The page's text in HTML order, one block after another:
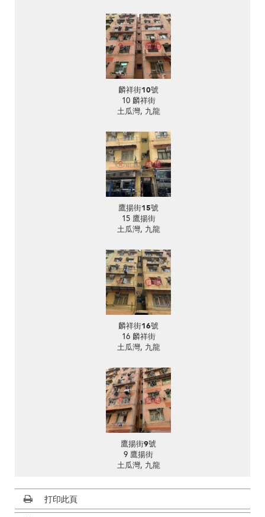
麟祥街10號
10 麟祥街
土瓜灣, 九龍
鷹揚街15號
15 鷹揚街
土瓜灣, 九龍
麟祥街16號
16 麟祥街
土瓜灣, 九龍
鷹揚街9號
9 鷹揚街
土瓜灣, 九龍
打印此頁